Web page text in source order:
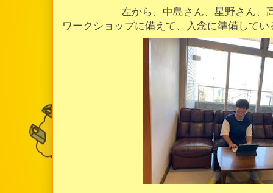
左から、中島さん、星野さん、
ワークショップに備えて、入念に準備して